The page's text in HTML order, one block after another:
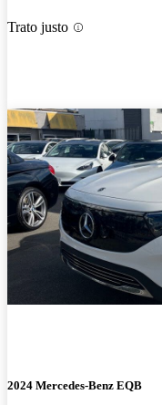
Trato justo
2024 Mercedes-Benz EQB